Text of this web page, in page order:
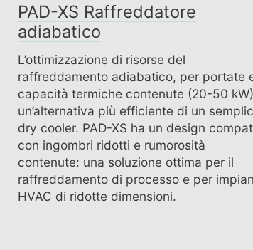
PAD-XS Raffreddatore
adiabatico
L’ottimizzazione di risorse del
raffreddamento adiabatico, per portate
capacità termiche contenute (20-50
un’alternativa più efficiente di un
dry cooler. PAD-XS ha un design
con ingombri ridotti e rumorosità
contenute: una soluzione ottima per il
raffreddamento di processo e per
HVAC di ridotte dimensioni.